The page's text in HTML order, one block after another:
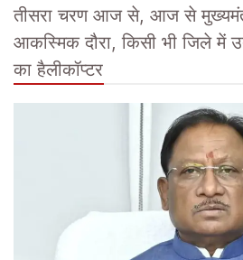
तीसरा चरण आज से, आज से
आकस्मिक दौरा, किसी भी जिले में
का हैलीकॉप्टर